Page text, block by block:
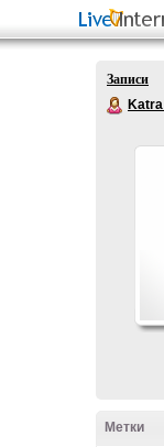
Записи
Katra I
Метки